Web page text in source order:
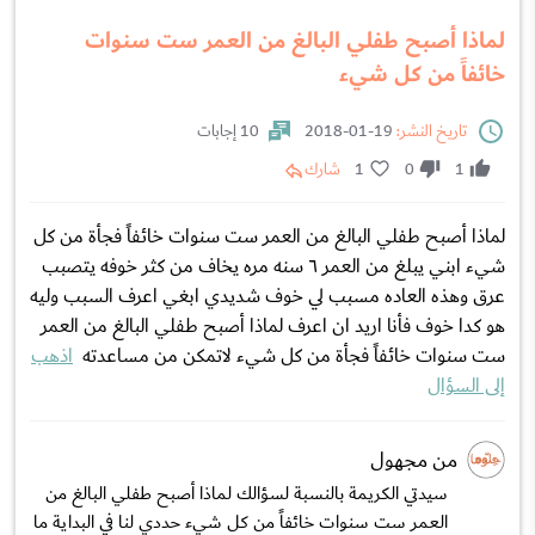
لماذا أصبح طفلي البالغ من العمر ست سنوات
خائفاً من كل شيء
تاريخ النشر:
10 إجابات
1
0
1 شارك
لماذا أصبح طفلي البالغ من العمر ست سنوات خائفاً فجأة من كل
شيء ابني يبلغ من العمر ٦ سنه مره يخاف من كثر خوفه يتصبب
عرق وهذه العاده مسبب لي خوف شديدي ابغي اعرف السبب وليه
هو كدا خوف فأنا اريد ان اعرف لماذا أصبح طفلي البالغ من العمر
ست سنوات خائفاً فجأة من كل شيء لاتمكن من مساعدته اذهب
إلى السؤال
من مجهول
سيدتي الكريمة بالنسبة لسؤالك لماذا أصبح طفلي البالغ من
العمر ست سنوات خائفاً من كل شيء حددي لنا في البداية ما